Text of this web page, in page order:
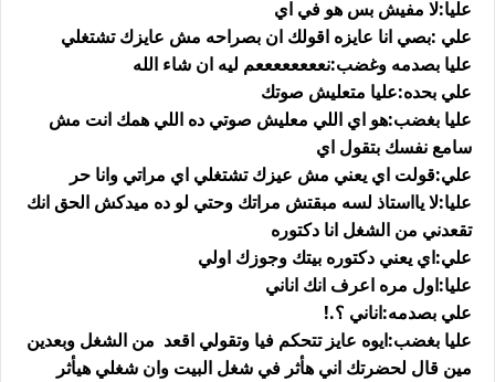
عليا:لا مفيش بس هو في اي
علي :بصي انا عايزه اقولك ان بصراحه مش عايزك تشتغلي
عليا بصدمه وغضب:نععععععععم ليه ان شاء الله
علي بحده:عليا متعليش صوتك
عليا بغضب:هو اي اللي معليش صوتي ده اللي همك انت مش
سامع نفسك بتقول اي
علي:قولت اي يعني مش عيزك تشتغلي اي مراتي وانا حر
عليا:لا يااستاذ لسه مبقتش مراتك وحتي لو ده ميدكش الحق انك
تقعدني من الشغل انا دكتوره
علي:اي يعني دكتوره بيتك وجوزك اولي
عليا:اول مره اعرف انك اناني
علي بصدمه:اناني ؟.!
عليا بغضب:ايوه عايز تتحكم فيا وتقولي اقعد من الشغل وبعدين
مين قال لحضرتك اني هأثر في شغل البيت وان شغلي هيأثر